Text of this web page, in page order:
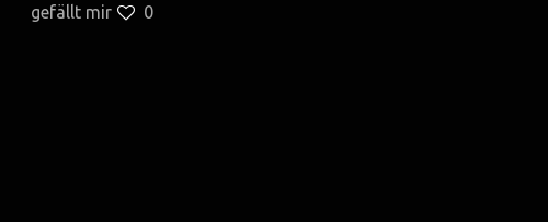
gefällt mir 0